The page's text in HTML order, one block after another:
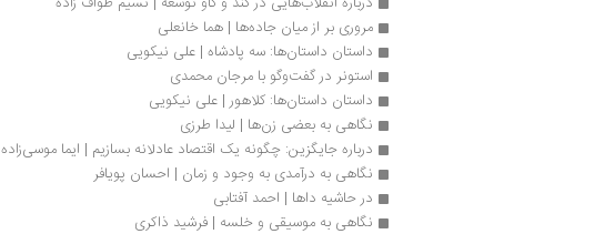
مروری بر از میان جاده‌ها | هما خانعلی
داستان داستان‌ها: سه پادشاه | علی نیکویی
استونر در گفت‌وگو با مرجان محمدی
داستان داستان‌ها: کلاهور | علی نیکویی
نگاهی به بعضی زن‌ها | لیدا طرزی
درباره جایگزین: چگونه یک اقتصاد عادلانه بسازیم | ایما موسی‌زاده
نگاهی به درآمدی به وجود و زمان | احسان پویافر
در حاشیه داها | احمد آفتابی
نگاهی به موسیقی و خلسه | فرشید ذاکری